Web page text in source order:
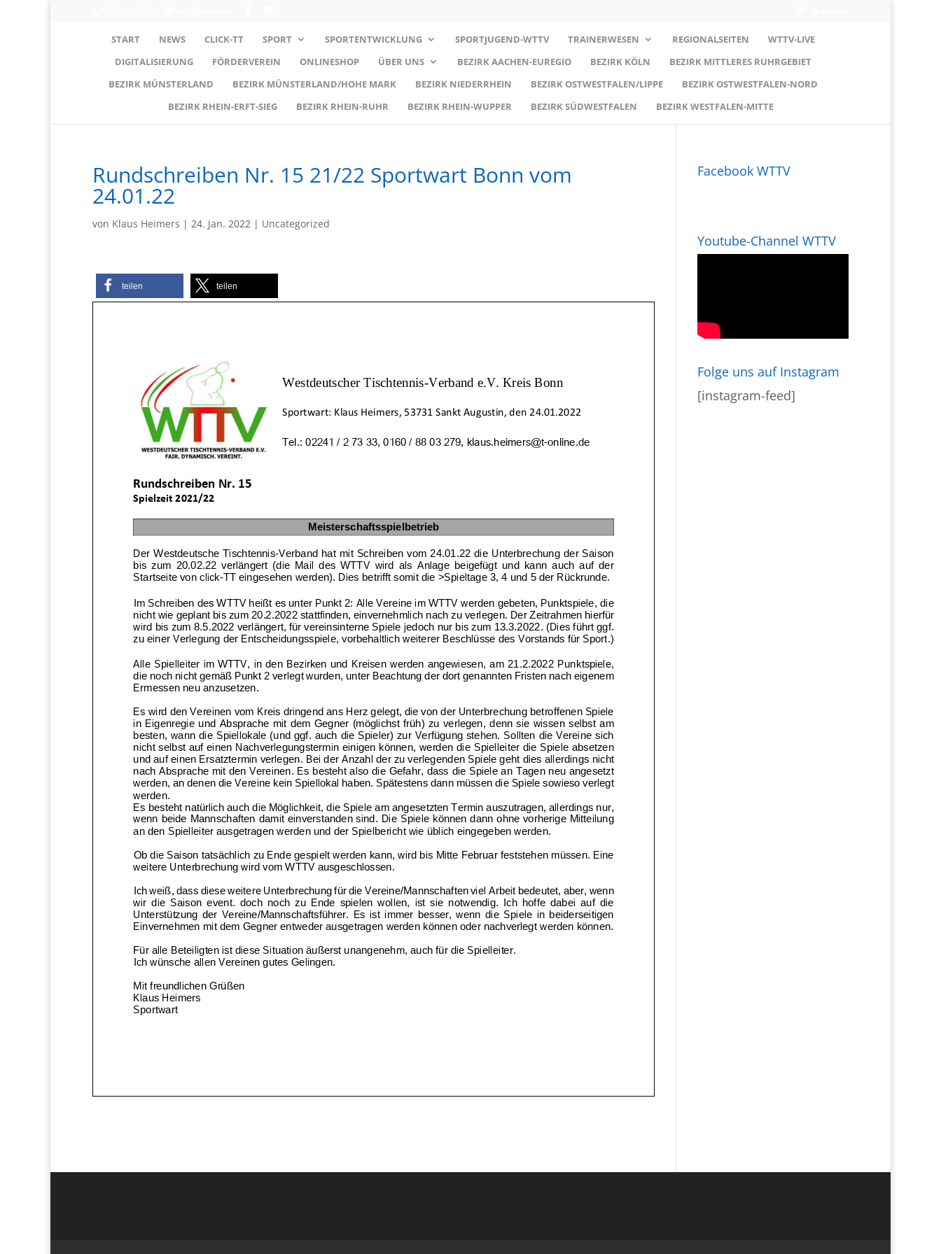
START NEWS CLICK-TT SPORT SPORTENTWICKLUNG SPORTJUGEND-WTTV TRAINERWESEN REGIONALSEITEN
WTTV-LIVE
DIGITALISIERUNG
FÖRDERVEREIN ONLINESHOP ÜBER UNS BEZIRK AACHEN-EUREGIO BEZIRK KÖLN
BEZIRK MITTLERES RUHRGEBIET
BEZIRK MÜNSTERLAND
BEZIRK MÜNSTERLAND/HOHE MARK BEZIRK NIEDERRHEIN BEZIRK OSTWESTFALEN/LIPPE
BEZIRK OSTWESTFALEN-NORD
BEZIRK RHEIN-ERFT-SIEG
BEZIRK RHEIN-RUHR BEZIRK RHEIN-WUPPER BEZIRK SÜDWESTFALEN BEZIRK WESTFALEN-MITTE
Rundschreiben Nr. 15 21/22 Sportwart Bonn vom
24.01.22
von Klaus Heimers | 24. Jan. 2022 | Uncategorized
teilen teilen
Facebook WTTV
Youtube-Channel WTTV
Folge uns auf Instagram
[instagram-feed]